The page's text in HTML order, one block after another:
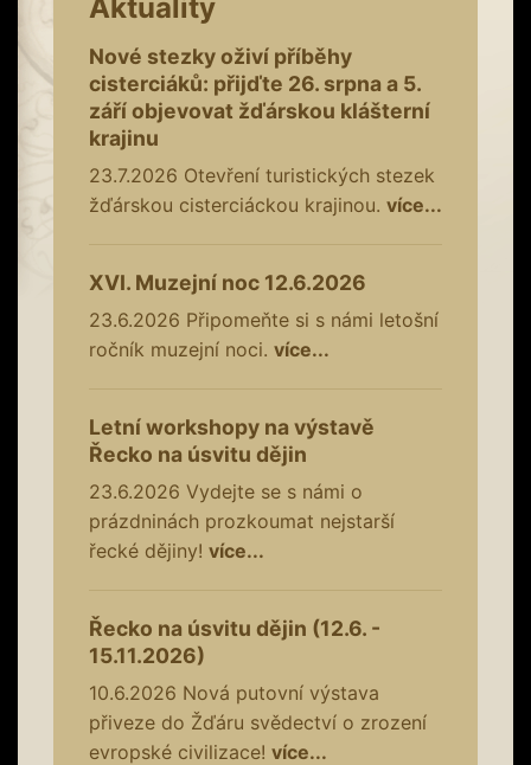
Aktuality
Nové stezky oživí příběhy
cisterciáků: přijďte 26. srpna a 5.
září objevovat žďárskou klášterní
krajinu
23.7.2026 Otevření turistických stezek
žďárskou cisterciáckou krajinou. více...
XVI. Muzejní noc 12.6.2026
23.6.2026 Připomeňte si s námi letošní
ročník muzejní noci. více...
Letní workshopy na výstavě
Řecko na úsvitu dějin
23.6.2026 Vydejte se s námi o
prázdninách prozkoumat nejstarší
řecké dějiny! více...
Řecko na úsvitu dějin (12.6. -
15.11.2026)
10.6.2026 Nová putovní výstava
přiveze do Žďáru svědectví o zrození
evropské civilizace! více...